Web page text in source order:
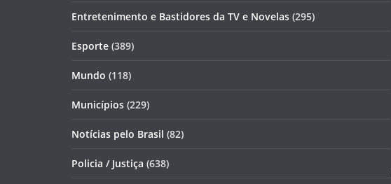
Entretenimento e Bastidores da TV e Novelas (295)
Esporte (389)
Mundo (118)
Municípios (229)
Notícias pelo Brasil (82)
Policia / Justiça (638)